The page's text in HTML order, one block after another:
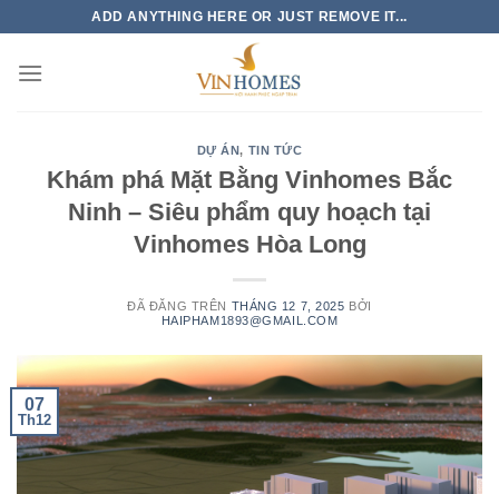
nội
ADD ANYTHING HERE OR JUST REMOVE IT...
DỰ ÁN, TIN TỨC
Khám phá Mặt Bằng Vinhomes Bắc
Ninh – Siêu phẩm quy hoạch tại
Vinhomes Hòa Long
ĐÃ ĐĂNG TRÊN THÁNG 12 7, 2025 BỞI
HAIPHAM1893@GMAIL.COM
07
Th12